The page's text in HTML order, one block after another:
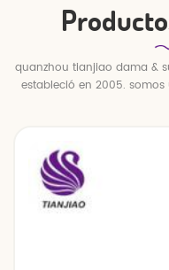
quanzhou tianjiao dama &
estableció en 2005.